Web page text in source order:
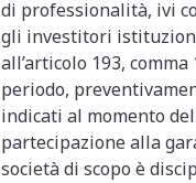
di professionalità, ivi
gli investitori
all’articolo 193, comma
periodo,
indicati al momento
partecipazione alla
società di scopo è